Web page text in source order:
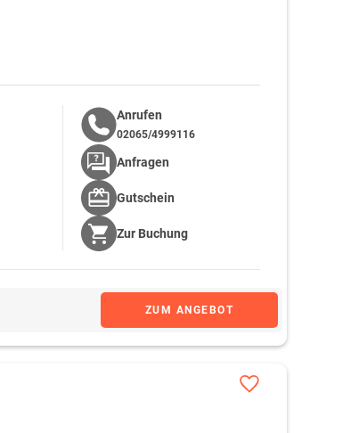
ZUM ANGEBOT
Anrufen
02065/4999116
Anfragen
Gutschein
Zur Buchung